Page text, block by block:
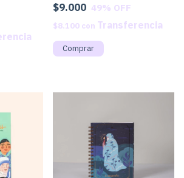
$9.000 49% OFF
$8.100 con